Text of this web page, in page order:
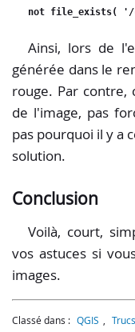
not file_exists( '/
Ainsi, lors de
générée dans le
rouge. Par contre,
de l'image, pas
pas pourquoi il y a
solution.
Conclusion
Voilà, court,
vos astuces si
images.
Classé dans : QGIS Trucs